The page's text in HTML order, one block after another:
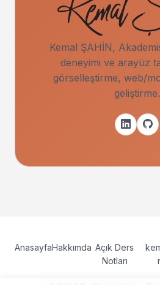
Kemal ŞAHİN,
deneyimi ve arayüz
görselleştirme, web/
geliştirme.
AnasayfaHakkımda Açık Ders
Notları